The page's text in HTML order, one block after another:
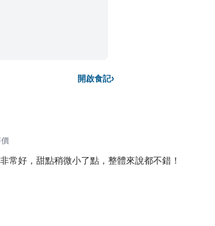
開啟食記›
常好，甜點稍微小了點，整體來說都不錯！